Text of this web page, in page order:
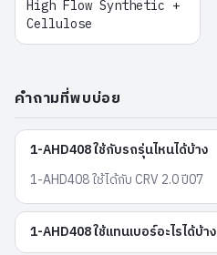
High Flow Synthetic +
Cellulose
คำถามที่พบบ่อย
1-AHD408 ใช้กับรถรุ่นไหนได้บ้าง
1-AHD408 ใช้ได้กับ CRV 2.0 ปี07
1-AHD408 ใช้แทนเบอร์อะไรได้บ้าง